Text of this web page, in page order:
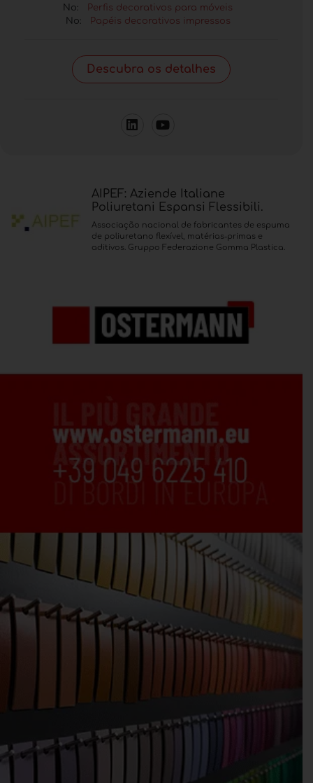
No:
Perfis decorativos para móveis
No:
Papéis decorativos impressos
Descubra os detalhes
AIPEF: Aziende Italiane
Poliuretani Espansi Flessibili.
Associação nacional de fabricantes de espuma
de poliuretano flexível, matérias-primas e
aditivos. Gruppo Federazione Gomma Plastica.